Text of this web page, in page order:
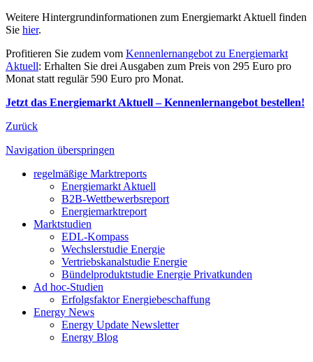
Weitere Hintergrundinformationen zum Energiemarkt Aktuell finden
Sie hier.
Profitieren Sie zudem vom Kennenlernangebot zu Energiemarkt
Aktuell: Erhalten Sie drei Ausgaben zum Preis von 295 Euro pro
Monat statt regulär 590 Euro pro Monat.
Jetzt das Energiemarkt Aktuell – Kennenlernangebot bestellen!
Zurück
Navigation überspringen
regelmäßige Marktreports
Energiemarkt Aktuell
B2B-Wettbewerbsreport
Energiemarktreport
Marktstudien
EDL-Kompass
Wechslerstudie Energie
Vertriebskanalstudie Energie
Bündelproduktstudie Energie Privatkunden
Ad hoc-Studien
Erfolgsfaktor Energiebeschaffung
Energy News
Energy Update Newsletter
Energy Blog